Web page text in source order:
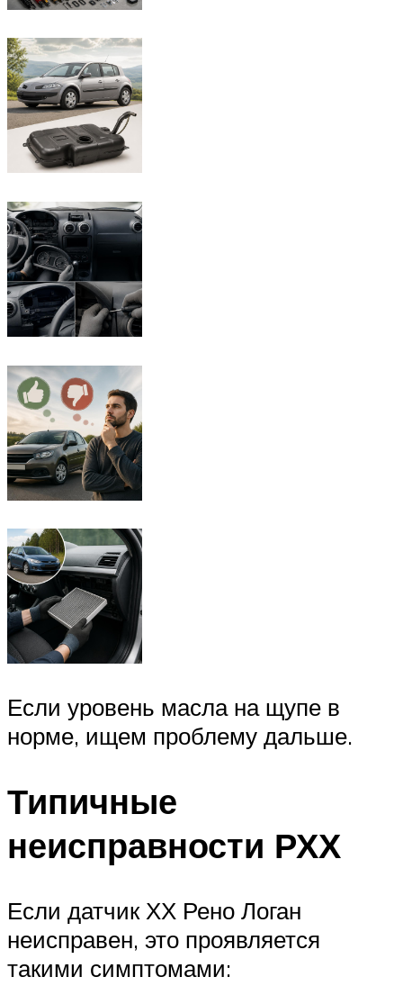
Если уровень масла на щупе в
норме, ищем проблему дальше.
Типичные
неисправности РХХ
Если датчик ХХ Рено Логан
неисправен, это проявляется
такими симптомами: